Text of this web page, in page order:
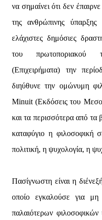
να σημαίνει ότι δεν
της ανθρώπινης
ελάχιστες δημόσιες
του πρωτοποριακού
(Επιχειρήματα) την
διηύθυνε την ομώνυμη
Minuit (Εκδόσεις του
και τα περισσότερα από τα
καταφύγιο η φιλοσοφική
πολιτική, η ψυχολογία, η
Πασίγνωστη είναι η
οποίο εγκαλούσε για
παλαιότερων